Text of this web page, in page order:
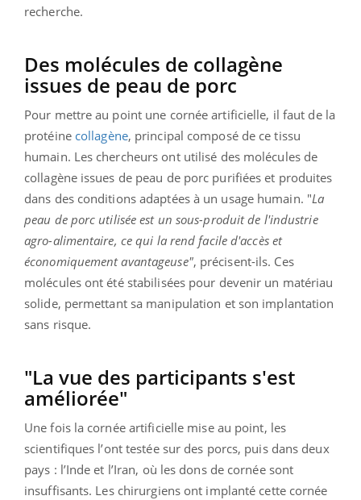
recherche.
Des molécules de collagène
issues de peau de porc
Pour mettre au point une cornée artificielle, il faut de la
protéine collagène, principal composé de ce tissu
humain. Les chercheurs ont utilisé des molécules de
collagène issues de peau de porc purifiées et produites
dans des conditions adaptées à un usage humain. "La
peau de porc utilisée est un sous-produit de l'industrie
agro-alimentaire, ce qui la rend facile d'accès et
économiquement avantageuse", précisent-ils. Ces
molécules ont été stabilisées pour devenir un matériau
solide, permettant sa manipulation et son implantation
sans risque.
"La vue des participants s'est
améliorée"
Une fois la cornée artificielle mise au point, les
scientifiques l’ont testée sur des porcs, puis dans deux
pays : l’Inde et l’Iran, où les dons de cornée sont
insuffisants. Les chirurgiens ont implanté cette cornée